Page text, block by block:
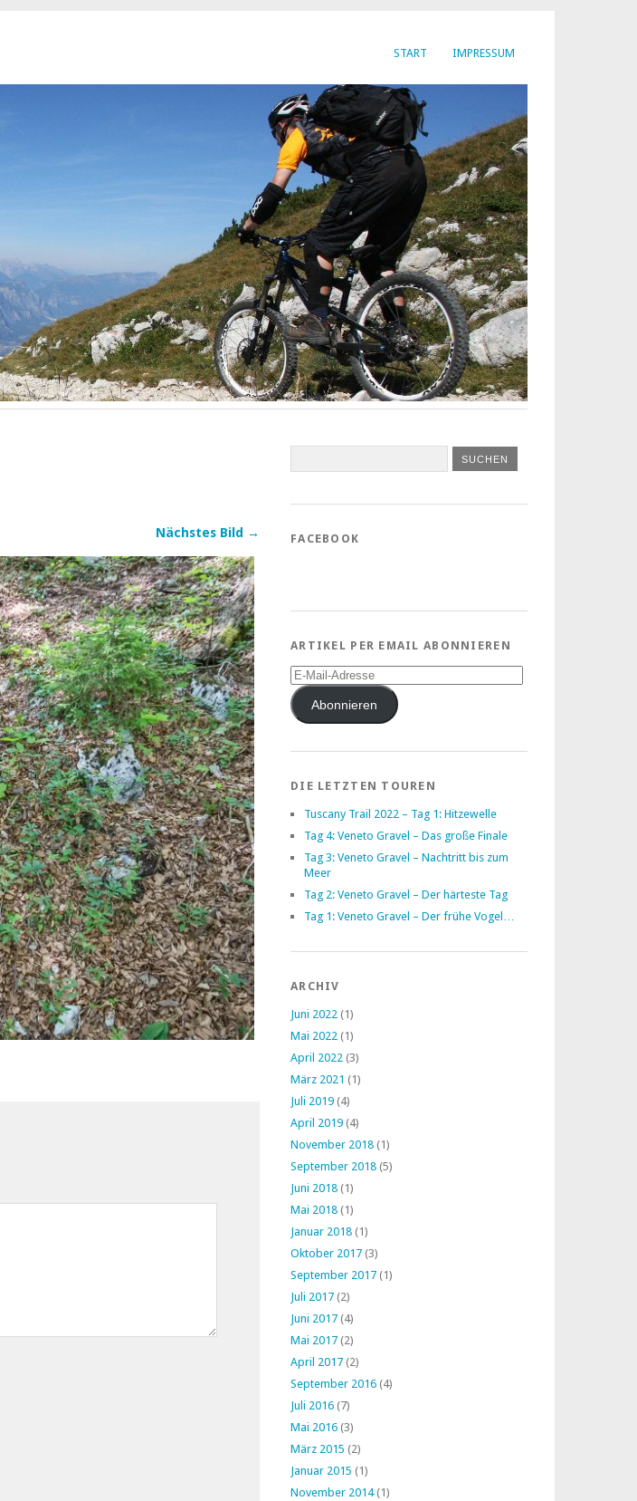
START IMPRESSUM
Nächstes Bild → FACEBOOK
ARTIKEL PER EMAIL ABONNIEREN
E-
Mail-
AdresseAbonnieren
DIE LETZTEN TOUREN
Tuscany Trail 2022 – Tag 1: Hitzewelle
Tag 4: Veneto Gravel – Das große Finale
Tag 3: Veneto Gravel – Nachtritt bis zum
Meer
Tag 2: Veneto Gravel – Der härteste Tag
Tag 1: Veneto Gravel – Der frühe Vogel…
ARCHIV
Juni 2022 (1)
Mai 2022 (1)
April 2022 (3)
März 2021 (1)
Juli 2019 (4)
April 2019 (4)
November 2018 (1)
September 2018 (5)
Juni 2018 (1)
Mai 2018 (1)
Januar 2018 (1)
Oktober 2017 (3)
September 2017 (1)
Juli 2017 (2)
Juni 2017 (4)
Mai 2017 (2)
April 2017 (2)
September 2016 (4)
Juli 2016 (7)
Mai 2016 (3)
März 2015 (2)
Januar 2015 (1)
November 2014(1)